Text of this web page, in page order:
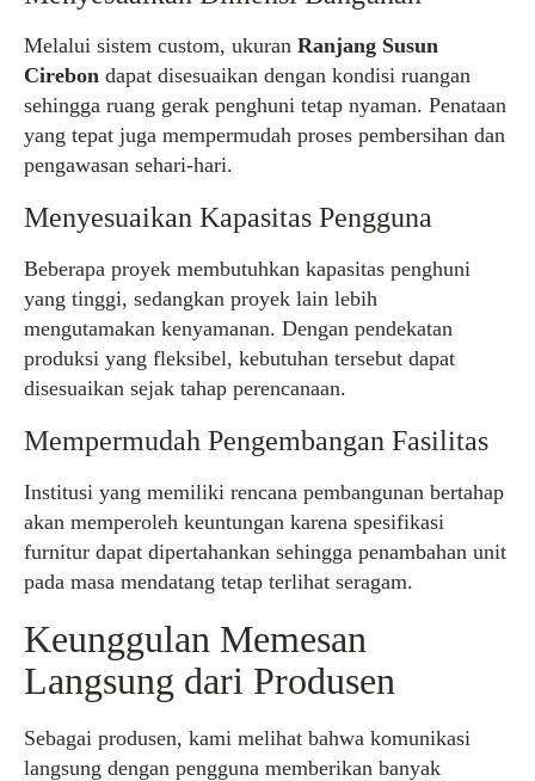
Melalui sistem custom, ukuran Ranjang Susun
Cirebon dapat disesuaikan dengan kondisi ruangan
sehingga ruang gerak penghuni tetap nyaman. Penataan
yang tepat juga mempermudah proses pembersihan dan
pengawasan sehari-hari.
Menyesuaikan Kapasitas Pengguna
Beberapa proyek membutuhkan kapasitas penghuni
yang tinggi, sedangkan proyek lain lebih
mengutamakan kenyamanan. Dengan pendekatan
produksi yang fleksibel, kebutuhan tersebut dapat
disesuaikan sejak tahap perencanaan.
Mempermudah Pengembangan Fasilitas
Institusi yang memiliki rencana pembangunan bertahap
akan memperoleh keuntungan karena spesifikasi
furnitur dapat dipertahankan sehingga penambahan unit
pada masa mendatang tetap terlihat seragam.
Keunggulan Memesan
Langsung dari Produsen
Sebagai produsen, kami melihat bahwa komunikasi
langsung dengan pengguna memberikan banyak